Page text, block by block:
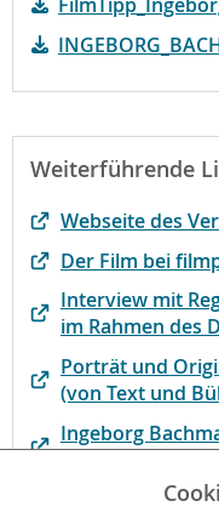
Weiterführende
Webseite des
Der Film bei
Interview mit
im Rahmen des
Porträt und
(von Text und
Ingeborg
Website des